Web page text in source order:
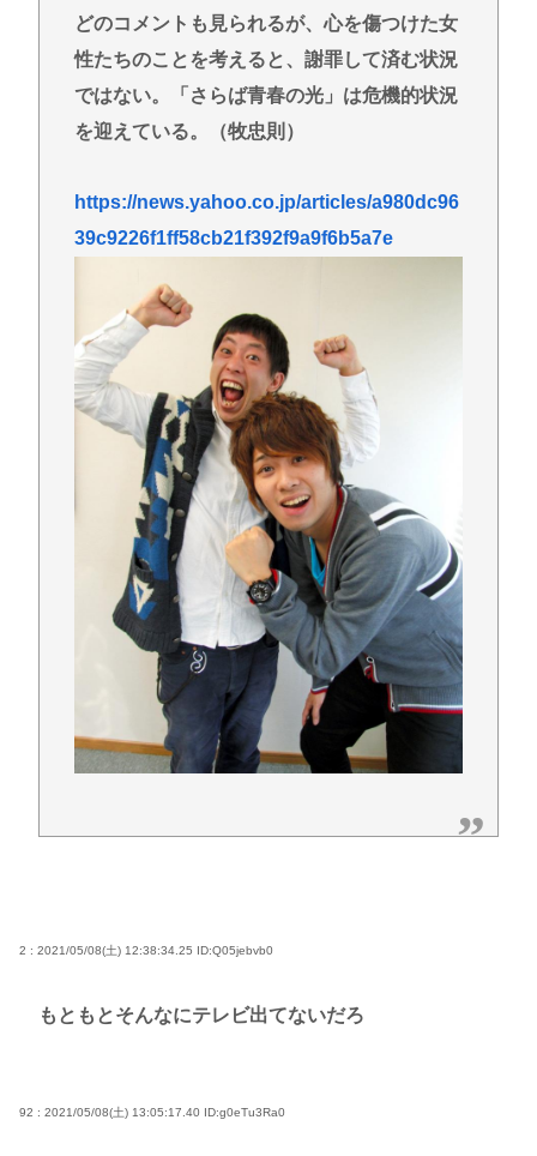
どのコメントも見られるが、心を傷つけた女
性たちのことを考えると、謝罪して済む状況
ではない。「さらば青春の光」は危機的状況
を迎えている。（牧忠則）
https://news.yahoo.co.jp/articles/a980dc96
39c9226f1ff58cb21f392f9a9f6b5a7e
2 : 2021/05/08(土) 12:38:34.25 ID:Q05jebvb0
もともとそんなにテレビ出てないだろ
92 : 2021/05/08(土) 13:05:17.40 ID:g0eTu3Ra0